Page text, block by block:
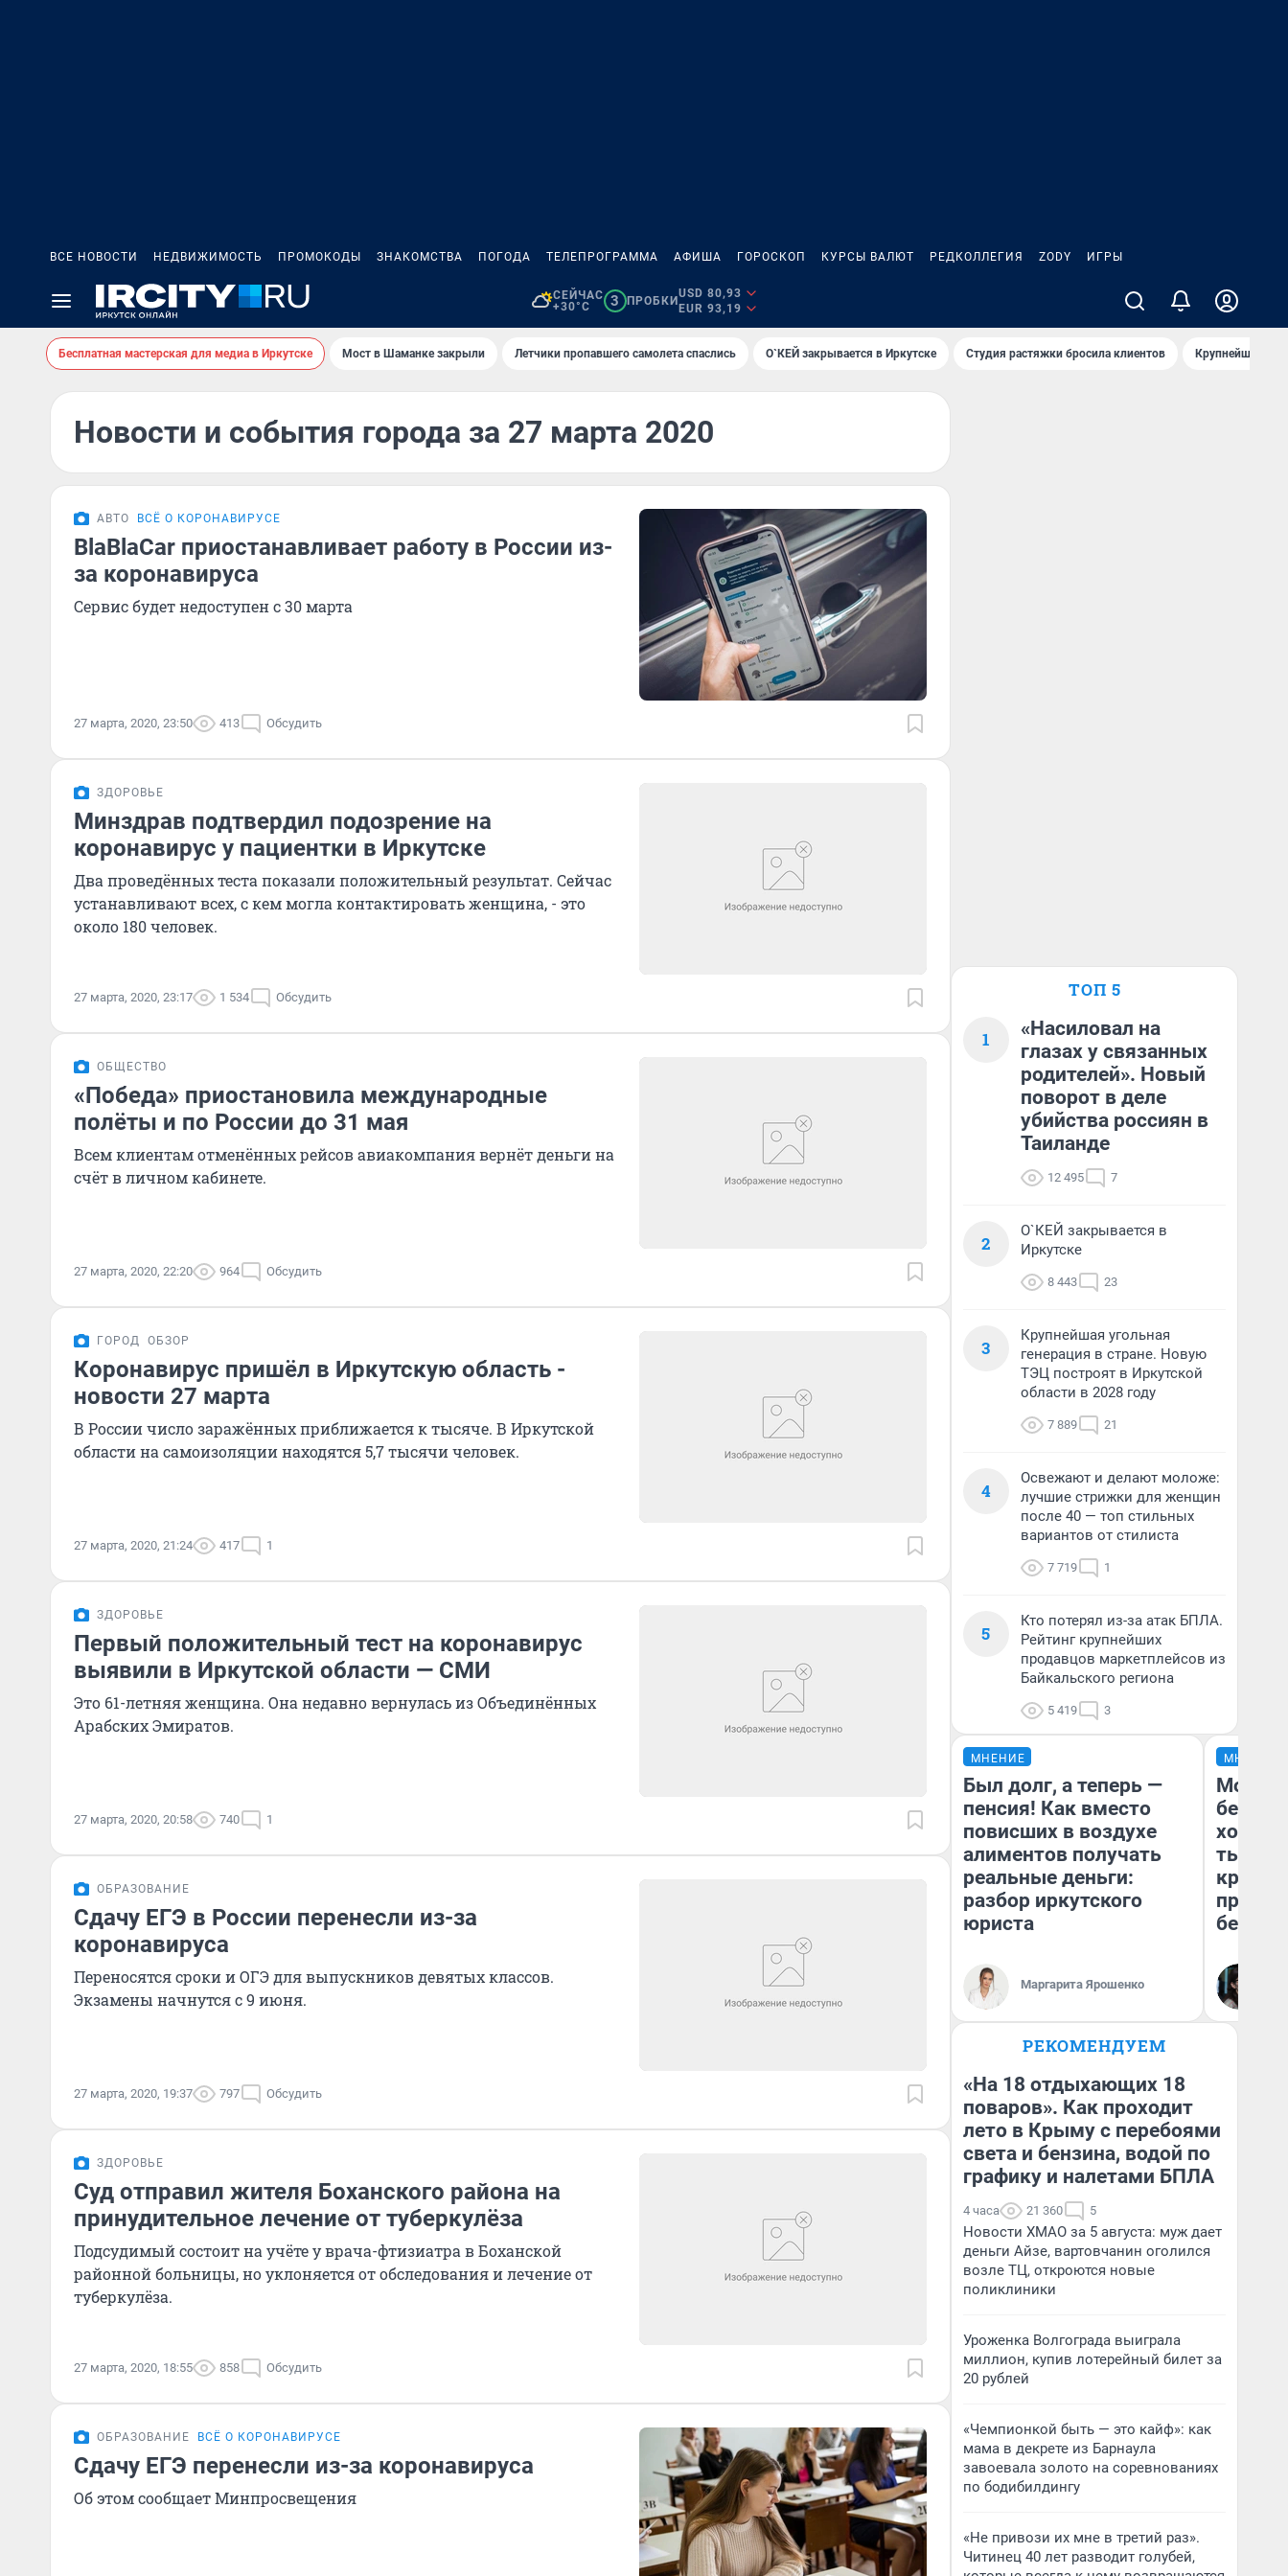
ВСЕ НОВОСТИ НЕДВИЖИМОСТЬ ПРОМОКОДЫ ЗНАКОМСТВА ПОГОДА ТЕЛЕПРОГРАММА АФИША ГОРОСКОП КУРСЫ ВАЛЮТ РЕДКОЛЛЕГИЯ ZODY ИГРЫ
СЕЙЧАС
+30°C
3 ПРОБКИ
USD 80,93
EUR 93,19
Бесплатная мастерская для медиа в Иркутске Мост в Шаманке закрыли Летчики пропавшего самолета спаслись О`КЕЙ закрывается в Иркутске Студия растяжки бросила клиентов Крупнейшие
Новости и события города за 27 марта 2020
АВТО ВСЁ О КОРОНАВИРУСЕ
BlaBlaCar приостанавливает работу в России из-
за коронавируса
Сервис будет недоступен с 30 марта
27 марта, 2020, 23:50 413 Обсудить
ЗДОРОВЬЕ
Минздрав подтвердил подозрение на
коронавирус у пациентки в Иркутске
Два проведённых теста показали положительный результат. Сейчас
устанавливают всех, с кем могла контактировать женщина, - это
около 180 человек.
27 марта, 2020, 23:17 1 534 Обсудить
ОБЩЕСТВО
«Победа» приостановила международные
полёты и по России до 31 мая
Всем клиентам отменённых рейсов авиакомпания вернёт деньги на
счёт в личном кабинете.
27 марта, 2020, 22:20 964 Обсудить
ГОРОД ОБЗОР
Коронавирус пришёл в Иркутскую область -
новости 27 марта
В России число заражённых приближается к тысяче. В Иркутской
области на самоизоляции находятся 5,7 тысячи человек.
27 марта, 2020, 21:24 417 1
ЗДОРОВЬЕ
Первый положительный тест на коронавирус
выявили в Иркутской области — СМИ
Это 61-летняя женщина. Она недавно вернулась из Объединённых
Арабских Эмиратов.
27 марта, 2020, 20:58 740 1
ОБРАЗОВАНИЕ
Сдачу ЕГЭ в России перенесли из-за
коронавируса
Переносятся сроки и ОГЭ для выпускников девятых классов.
Экзамены начнутся с 9 июня.
27 марта, 2020, 19:37 797 Обсудить
ЗДОРОВЬЕ
Суд отправил жителя Боханского района на
принудительное лечение от туберкулёза
Подсудимый состоит на учёте у врача-фтизиатра в Боханской
районной больницы, но уклоняется от обследования и лечение от
туберкулёза.
27 марта, 2020, 18:55 858 Обсудить
ОБРАЗОВАНИЕ ВСЁ О КОРОНАВИРУСЕ
Сдачу ЕГЭ перенесли из-за коронавируса
Об этом сообщает Минпросвещения
ТОП 5
1
«Насиловал на
глазах у связанных
родителей». Новый
поворот в деле
убийства россиян в
Таиланде
12 495 7
2
О`КЕЙ закрывается в
Иркутске
8 443 23
3
Крупнейшая угольная
генерация в стране. Новую
ТЭЦ построят в Иркутской
области в 2028 году
7 889 21
4
Освежают и делают моложе:
лучшие стрижки для женщин
после 40 — топ стильных
вариантов от стилиста
7 719 1
5
Кто потерял из-за атак БПЛА.
Рейтинг крупнейших
продавцов маркетплейсов из
Байкальского региона
5 419 3
МНЕНИЕ
Был долг, а теперь —
пенсия! Как вместо
повисших в воздухе
алиментов получать
реальные деньги:
разбор иркутского
юриста
Маргарита Ярошенко
МНЕНИЕ
Мой
хотела
тысяч,
РЕКОМЕНДУЕМ
«На 18 отдыхающих 18
поваров». Как проходит
лето в Крыму с перебоями
света и бензина, водой по
графику и налетами БПЛА
4 часа 21 360 5
Новости ХМАО за 5 августа: муж дает
деньги Айзе, вартовчанин оголился
возле ТЦ, откроются новые
поликлиники
Уроженка Волгограда выиграла
миллион, купив лотерейный билет за
20 рублей
«Чемпионкой быть — это кайф»: как
мама в декрете из Барнаула
завоевала золото на соревнованиях
по бодибилдингу
«Не привози их мне в третий раз».
Читинец 40 лет разводит голубей,